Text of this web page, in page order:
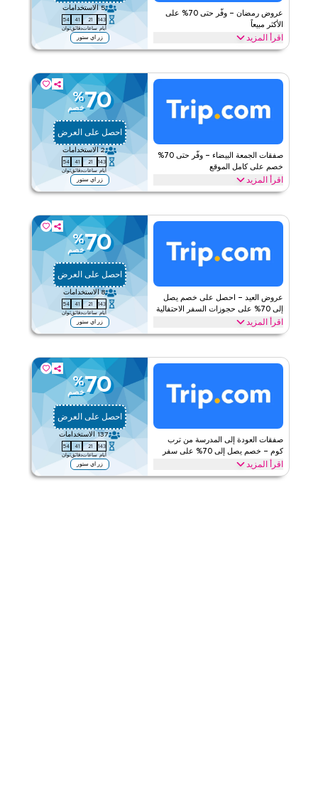
اقرأ أقل
عروض رمضان – وفّر حتى 70% على
الأكثر مبيعاً
اقرأ المزيد
5 الاستخدامات
143
أيام
21
ساعات
41
دقائق
53
ثوان
زر اي ستور
وفّر حتى 70% خلال رمضان مع عرض ترب كوم على كل ما تحتاجه. من
ومجموعات هدايا رمضان. افتح عرضك اليوم.
الأحكام والشروط
ينطبق على
ويب/تطبيق
على مستوى الموقع
اقرأ أقل
صفقات الجمعة البيضاء – وفّر حتى 70%
خصم على كامل الموقع
اقرأ المزيد
70
%
خصم
احصل على العرض
2 الاستخدامات
143
أيام
21
ساعات
41
دقائق
53
ثوان
زر اي ستور
وفّر حتى 70% اليوم خلال تخفيضات الجمعة البيضاء مع صفقة ترب كوم
والمزيد. استمتع بالتوفيرات الحصرية اليوم.
الأحكام والشروط
ينطبق على
ويب/تطبيق
على مستوى الموقع
قيّمنا
اقرأ أقل
عروض العيد – احصل على خصم يصل
إلى 70% على حجوزات السفر الاحتفالية
اقرأ المزيد
70
%
خصم
احصل على العرض
8 الاستخدامات
143
أيام
21
ساعات
41
دقائق
53
ثوان
زر اي ستور
احتفل بالعيد مع عروض ترب كوم ووفر حتى 70% على الرحلات الدولية،
هذه الصفقة اليوم.
الأحكام والشروط
ينطبق على
ويب/تطبيق
على مستوى الموقع
قيّمنا
اقرأ أقل
صفقات العودة إلى المدرسة من ترب
كوم – خصم يصل إلى 70% على سفر
الطلاب
اقرأ المزيد
70
%
خصم
احصل على العرض
137 الاستخدامات
143
أيام
21
ساعات
41
دقائق
53
ثوان
زر اي ستور
استمتع بخصم يصل إلى 70% هذا الموسم العودة إلى المدرسة مع عرض